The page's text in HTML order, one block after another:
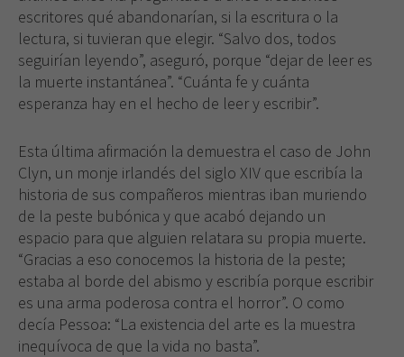
escritores qué abandonarían, si la escritura o la
lectura, si tuvieran que elegir. “Salvo dos, todos
seguirían leyendo”, aseguró, porque “dejar de leer es
la muerte instantánea”. “Cuánta fe y cuánta
esperanza hay en el hecho de leer y escribir”.
Esta última afirmación la demuestra el caso de John
Clyn, un monje irlandés del siglo XIV que escribía la
historia de sus compañeros mientras iban muriendo
de la peste bubónica y que acabó dejando un
espacio para que alguien relatara su propia muerte.
“Gracias a eso conocemos la historia de la peste;
estaba al borde del abismo y escribía porque escribir
es una arma poderosa contra el horror”. O como
decía Pessoa: “La existencia del arte es la muestra
inequívoca de que la vida no basta”.